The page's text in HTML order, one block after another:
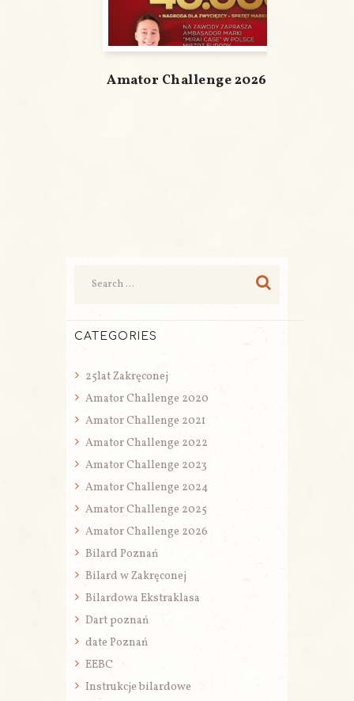
Amator Challenge 2026
CATEGORIES
25lat Zakręconej
Amator Challenge 2020
Amator Challenge 2021
Amator Challenge 2022
Amator Challenge 2023
Amator Challenge 2024
Amator Challenge 2025
Amator Challenge 2026
Bilard Poznań
Bilard w Zakręconej
Bilardowa Ekstraklasa
Dart poznań
date Poznań
EEBC
Instrukcje bilardowe